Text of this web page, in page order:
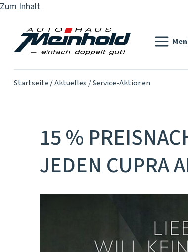
Zum Inhalt
Startseite Aktuelles Service-Aktionen
15 %
JEDEN CUPRA